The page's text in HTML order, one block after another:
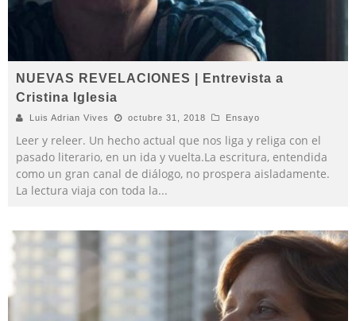
NUEVAS REVELACIONES | Entrevista a
Cristina Iglesia
Luis Adrian Vives octubre 31, 2018 Ensayo
Leer y releer. Un hecho actual que nos liga y religa con el
pasado literario, en un ida y vuelta.La escritura, entendida
como un gran canal de diálogo, no prospera aisladamente.
La lectura viaja con toda la...